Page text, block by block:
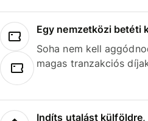
Egy nemzetközi betéti
Soha nem kell
magas tranzakciós
Indíts utalást